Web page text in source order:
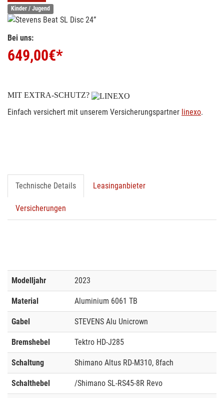
Kinder / Jugend
Bei uns:
649,00€*
MIT EXTRA-SCHUTZ?
Einfach versichert mit unserem Versicherungspartner linexo.
Technische Details Leasinganbieter
Versicherungen
Modelljahr 2023
Material Aluminium 6061 TB
Gabel STEVENS Alu Unicrown
Bremshebel Tektro HD-J285
Schaltung Shimano Altus RD-M310, 8fach
Schalthebel /Shimano SL-RS45-8R Revo